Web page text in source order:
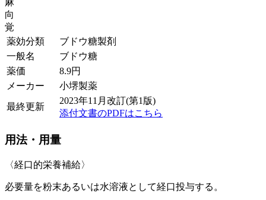
向
覚
薬効分類
ブドウ糖製剤
一般名
ブドウ糖
薬価
8.9円
メーカー
小堺製薬
最終更新
2023年11月改訂(第1版)
添付文書のPDFはこちら
用法・用量
〈経口的栄養補給〉
必要量を粉末あるいは水溶液として経口投与する。